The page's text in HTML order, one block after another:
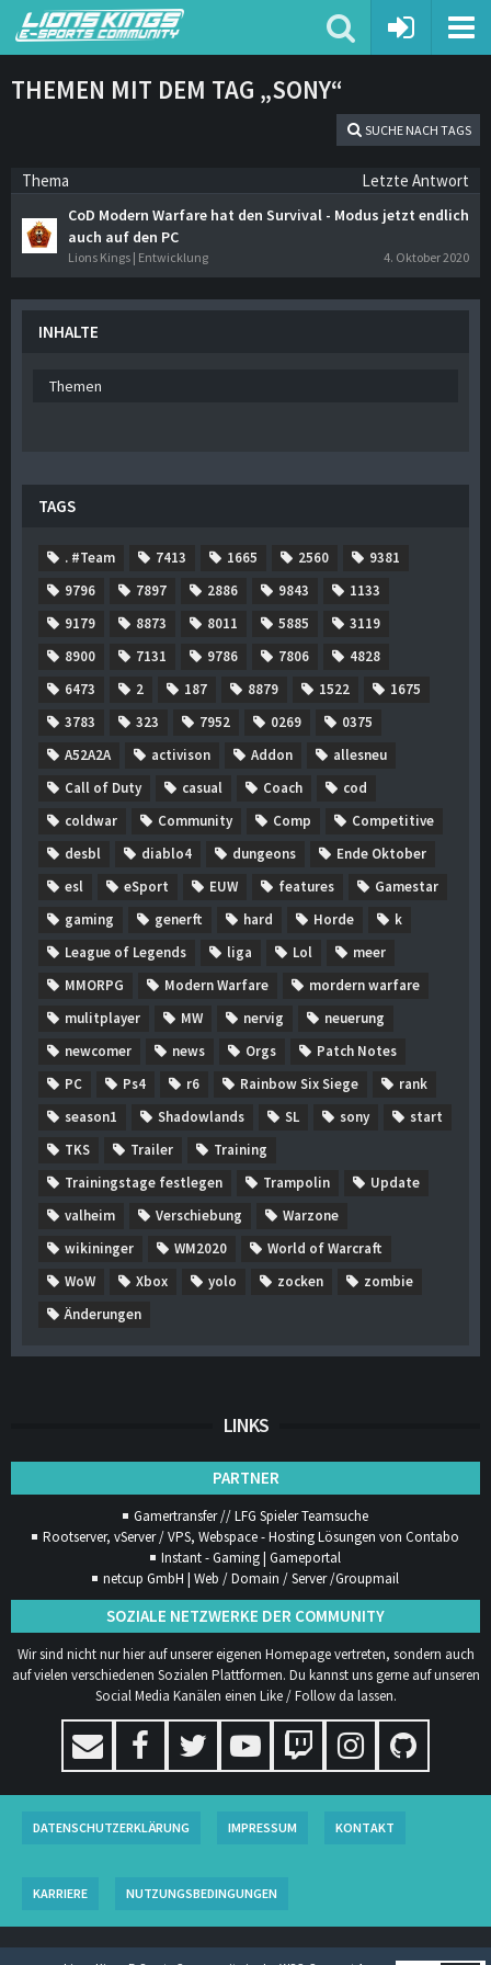
THEMEN MIT DEM TAG „SONY“
SUCHE NACH TAGS
Thema Letzte Antwort
CoD Modern Warfare hat den Survival - Modus jetzt endlich
auch auf den PC
Lions Kings | Entwicklung 4. Oktober 2020
INHALTE
Themen
TAGS
. #Team 7413 1665 2560
9381
9796
7897 2886 9843
1133
9179
8873 8011 5885
3119
8900
7131 9786 7806
4828
6473
2 187 8879 1522
1675
3783
323 7952 0269
0375
A52A2A
activison Addon
allesneu
Call of Duty
casual Coach
cod
coldwar
Community Comp
Competitive
desbl
diablo4 dungeons
Ende Oktober
esl
eSport EUW features
Gamestar
gaming
generft hard Horde
k
League of Legends
liga Lol
meer
MMORPG
Modern Warfare
mordern warfare
mulitplayer
MW nervig
neuerung
newcomer
news Orgs
Patch Notes
PC
Ps4 r6 Rainbow Six Siege
rank
season1
Shadowlands SL sony
start
TKS
Trailer
Training
Trainingstage festlegen
Trampolin
Update
valheim
Verschiebung
Warzone
wikininger
WM2020
World of Warcraft
WoW
Xbox yolo zocken
zombie
Änderungen
LINKS
PARTNER
Gamertransfer // LFG Spieler Teamsuche
Rootserver, vServer / VPS, Webspace - Hosting Lösungen von Contabo
Instant - Gaming | Gameportal
netcup GmbH | Web / Domain / Server /Groupmail
SOZIALE NETZWERKE DER COMMUNITY
Wir sind nicht nur hier auf unserer eigenen Homepage vertreten, sondern auch
auf vielen verschiedenen Sozialen Plattformen. Du kannst uns gerne auf unseren
Social Media Kanälen einen Like / Follow da lassen.
DATENSCHUTZERKLÄRUNG IMPRESSUM KONTAKT
KARRIERE NUTZUNGSBEDINGUNGEN